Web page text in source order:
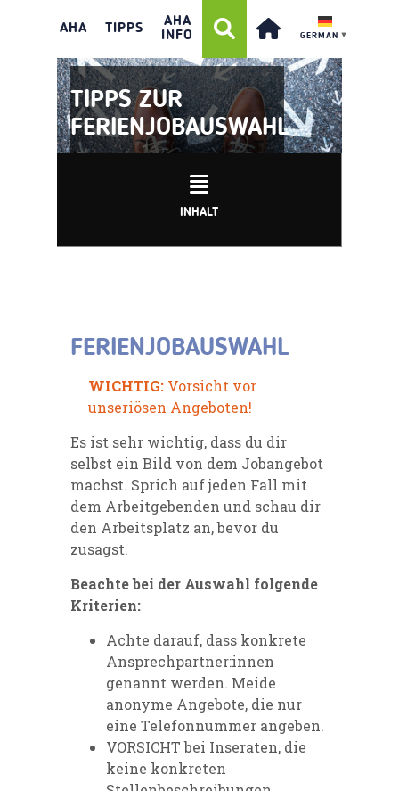
AHA TIPPS
AHA
INFO
GERMAN ▼
TIPPS ZUR
FERIENJOBAUSWAHL
INHALT
FERIENJOBAUSWAHL
WICHTIG: Vorsicht vor
unseriösen Angeboten!
Es ist sehr wichtig, dass du dir
selbst ein Bild von dem Jobangebot
machst. Sprich auf jeden Fall mit
dem Arbeitgebenden und schau dir
den Arbeitsplatz an, bevor du
zusagst.
Beachte bei der Auswahl folgende
Kriterien:
Achte darauf, dass konkrete
Ansprechpartner:innen
genannt werden. Meide
anonyme Angebote, die nur
eine Telefonnummer angeben.
VORSICHT bei Inseraten, die
keine konkreten